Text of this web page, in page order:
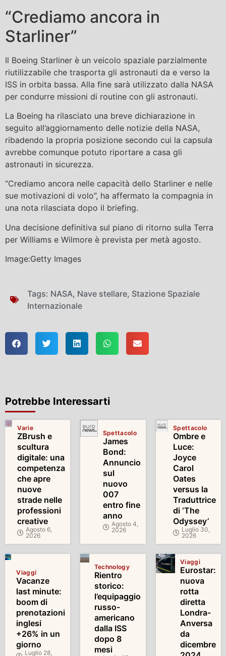
“Crediamo ancora in
Starliner”
Il Boeing Starliner è un veicolo spaziale parzialmente
riutilizzabile che trasporta gli astronauti da e verso la
ISS in orbita bassa. Alla fine sarà utilizzato dalla NASA
per condurre missioni di routine con gli astronauti.
La Boeing ha rilasciato una breve dichiarazione in
seguito all’aggiornamento delle notizie della NASA,
ribadendo la propria posizione secondo cui la capsula
avrebbe comunque potuto riportare a casa gli
astronauti in sicurezza.
“Crediamo ancora nelle capacità dello Starliner e nelle
sue motivazioni di volo”, ha affermato la compagnia in
una nota rilasciata dopo il briefing.
Una decisione definitiva sul piano di ritorno sulla Terra
per Williams e Wilmore è prevista per metà agosto.
Image:Getty Images
Tags: NASA, Nave stellare, Stazione Spaziale
Internazionale
Potrebbe Interessarti
Varie
ZBrush e
scultura
digitale: una
competenza
che apre
nuove
strade nelle
professioni
creative
Agosto 6,
2026
Spettacolo
James
Bond:
Annuncio
sul
nuovo
007
entro fine
anno
Agosto 4,
2026
Spettacolo
Ombre e
Luce:
Joyce
Carol
Oates
versus la
Traduttrice
di ‘The
Odyssey’
Luglio 30,
2026
Viaggi
Vacanze
last minute:
boom di
prenotazioni
inglesi
+26% in un
giorno
Luglio 28,
Technology
Rientro
storico:
l’equipaggio
russo-
americano
dalla ISS
dopo 8
mesi
Viaggi
Eurostar:
nuova
rotta
diretta
Londra-
Anversa
da
dicembre